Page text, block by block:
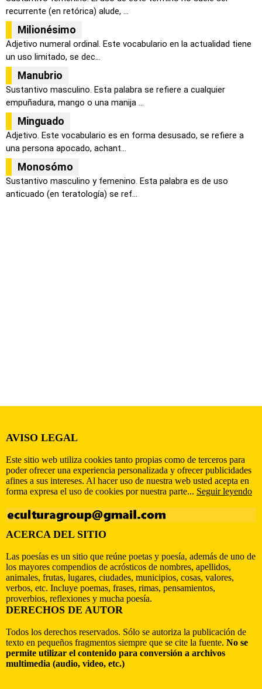
recurrente (en retórica) alude, ...
Milionésimo
Adjetivo numeral ordinal. Este vocabulario en la actualidad tiene
un uso limitado, se dec...
Manubrio
Sustantivo masculino. Esta palabra se refiere a cualquier
empuñadura, mango o una manija ...
Minguado
Adjetivo. Este vocabulario es en forma desusado, se refiere a
una persona apocado, achant...
Monosómo
Sustantivo masculino y femenino. Esta palabra es de uso
anticuado (en teratología) se ref...
AVISO LEGAL
Este sitio web utiliza cookies tanto propias como de terceros para
poder ofrecer una experiencia personalizada y ofrecer publicidades
afines a sus intereses. Al hacer uso de nuestra web usted acepta en
forma expresa el uso de cookies por nuestra parte... Seguir leyendo
ACERCA DEL SITIO
Las poesías es un sitio que reúne poetas y poesía, además de uno de
los mayores compendios de acrósticos de nombres, apellidos,
animales, frutas, lugares, ciudades, municipios, cosas, valores,
verbos, etc. Incluye poemas, frases, rimas, pensamientos,
proverbios, reflexiones y mucha poesía.
DERECHOS DE AUTOR
Todos los derechos reservados. Sólo se autoriza la publicación de
texto en pequeños fragmentos siempre que se cite la fuente. No se
permite utilizar el contenido para conversión a archivos
multimedia (audio, video, etc.)